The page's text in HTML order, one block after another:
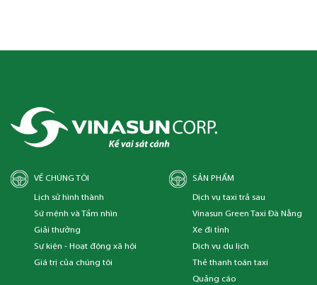
VỀ CHÚNG TÔI
Lịch sử hình thành
Sứ mệnh và Tầm nhìn
Giải thưởng
Sự kiện - Hoạt động xã hội
Giá trị của chúng tôi
SẢN PHẨM
Dịch vụ taxi trả sau
Vinasun Green Taxi Đà Nẵng
Xe đi tỉnh
Dịch vụ du lịch
Thẻ thanh toán taxi
Quảng cáo